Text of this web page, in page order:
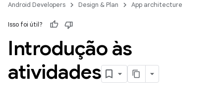
Android Developers Design & Plan App architecture
Isso foi útil?
Introdução às
atividades